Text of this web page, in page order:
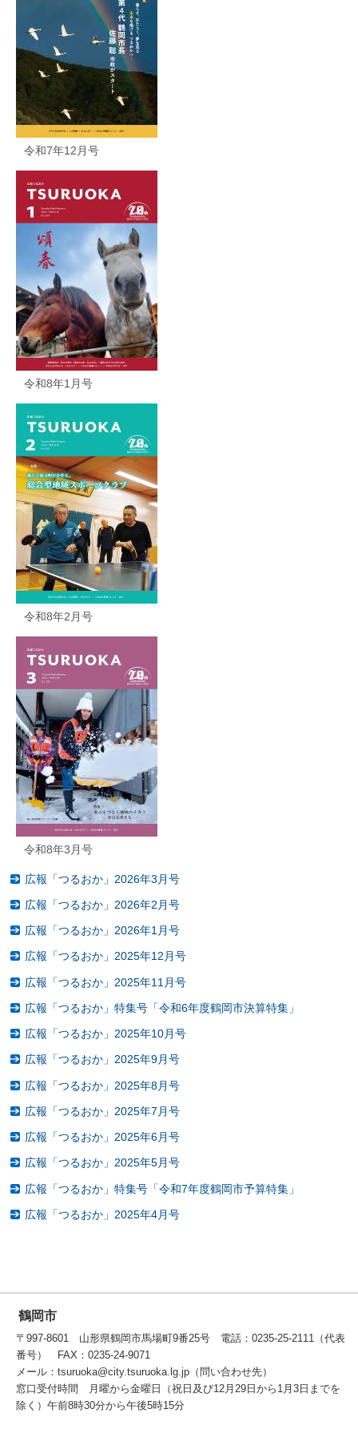
令和7年12月号
令和8年1月号
令和8年2月号
令和8年3月号
広報「つるおか」2026年3月号
広報「つるおか」2026年2月号
広報「つるおか」2026年1月号
広報「つるおか」2025年12月号
広報「つるおか」2025年11月号
広報「つるおか」特集号「令和6年度鶴岡市決算特集」
広報「つるおか」2025年10月号
広報「つるおか」2025年9月号
広報「つるおか」2025年8月号
広報「つるおか」2025年7月号
広報「つるおか」2025年6月号
広報「つるおか」2025年5月号
広報「つるおか」特集号「令和7年度鶴岡市予算特集」
広報「つるおか」2025年4月号
鶴岡市
〒997-8601 山形県鶴岡市馬場町9番25号 電話：0235-25-2111（代表
番号） FAX：0235-24-9071
メール：tsuruoka@city.tsuruoka.lg.jp（問い合わせ先）
窓口受付時間 月曜から金曜日（祝日及び12月29日から1月3日までを
除く）午前8時30分から午後5時15分